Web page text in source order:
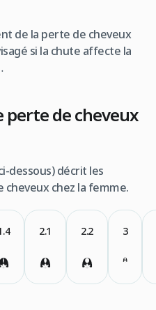
de la perte de cheveux
si la chute affecte la
de cheveux
dessous) décrit les
chez la femme.
2.1 2.2 3